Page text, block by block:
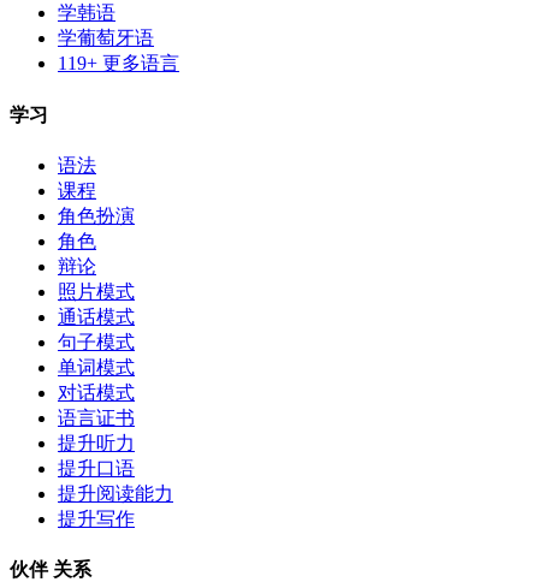
学韩语
学葡萄牙语
119+ 更多语言
学习
语法
课程
角色扮演
角色
辩论
照片模式
通话模式
句子模式
单词模式
对话模式
语言证书
提升听力
提升口语
提升阅读能力
提升写作
伙伴 关系